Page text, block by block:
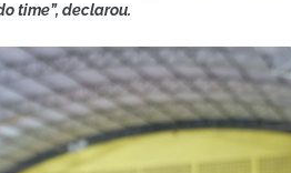
time”, declarou.